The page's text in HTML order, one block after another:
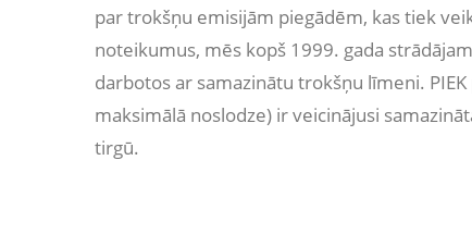
par trokšņu emisijām piegādēm, kas tiek
noteikumus, mēs kopš 1999. gada
darbotos ar samazinātu trokšņu līmeni.
maksimālā noslodze) ir veicinājusi
tirgū.